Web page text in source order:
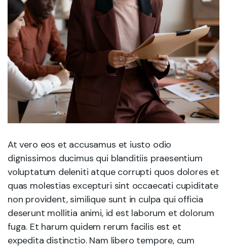
At vero eos et accusamus et iusto odio
dignissimos ducimus qui blanditiis praesentium
voluptatum deleniti atque corrupti quos dolores et
quas molestias excepturi sint occaecati cupiditate
non provident, similique sunt in culpa qui officia
deserunt mollitia animi, id est laborum et dolorum
fuga. Et harum quidem rerum facilis est et
expedita distinctio. Nam libero tempore, cum